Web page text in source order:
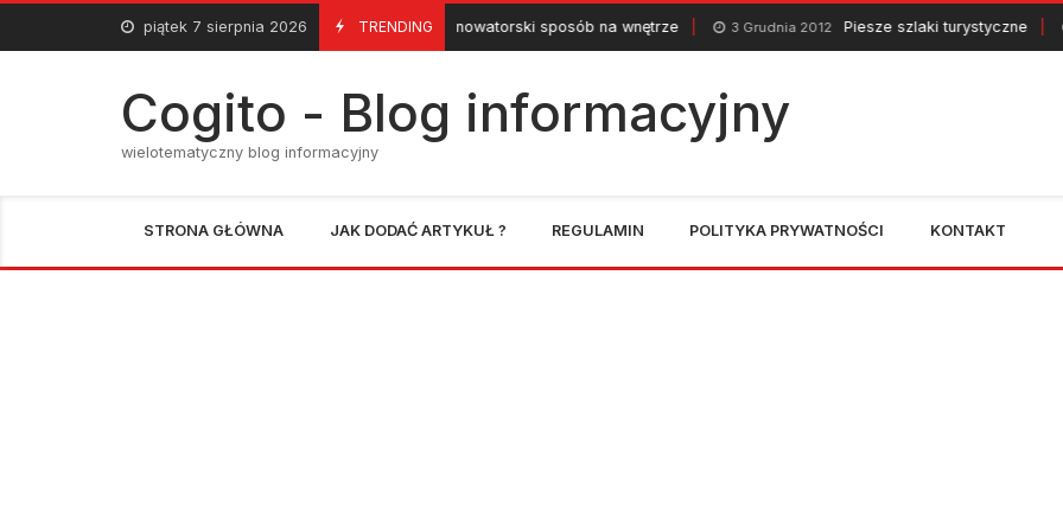
Skip
content
piątek 7 sierpnia 2026 TRENDING
8 Lutego 2013 Fototapety – nowatorski sposób na wnętrze 3 Grudnia 2012 Piesze szlaki turystyczne 7
Cogito - Blog informacyjny
wielotematyczny blog informacyjny
STRONA GŁÓWNA JAK DODAĆ ARTYKUŁ ? REGULAMIN POLITYKA PRYWATNOŚCI KONTAKT